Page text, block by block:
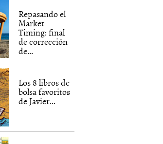
Repasando el
Market
Timing: final
de corrección
de...
Los 8 libros de
bolsa favoritos
de Javier...